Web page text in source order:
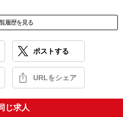
履歴を見る
ポストする
URLをシェア
じ求人